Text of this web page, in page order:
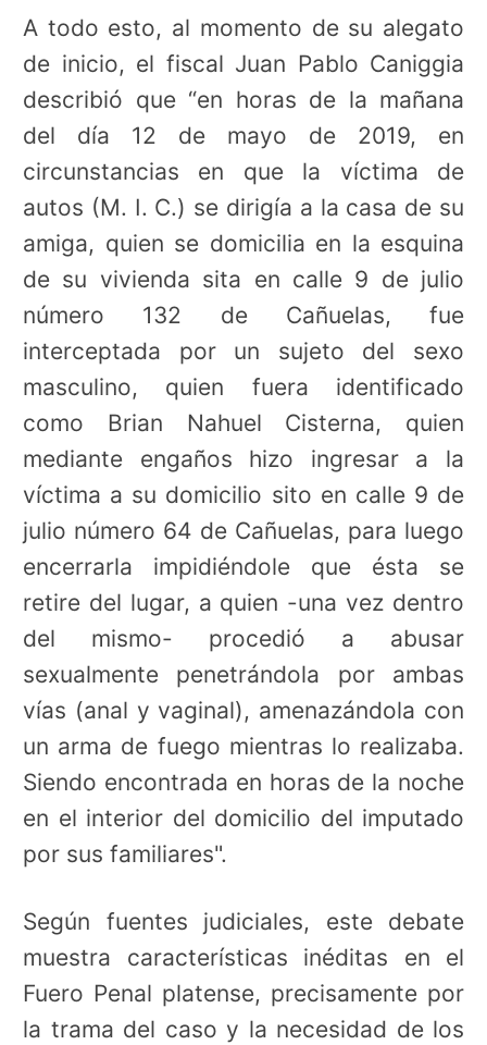
A todo esto, al momento de su alegato
de inicio, el fiscal Juan Pablo Caniggia
describió que “en horas de la mañana
del día 12 de mayo de 2019, en
circunstancias en que la víctima de
autos (M. I. C.) se dirigía a la casa de su
amiga, quien se domicilia en la esquina
de su vivienda sita en calle 9 de julio
número 132 de Cañuelas, fue
interceptada por un sujeto del sexo
masculino, quien fuera identificado
como Brian Nahuel Cisterna, quien
mediante engaños hizo ingresar a la
víctima a su domicilio sito en calle 9 de
julio número 64 de Cañuelas, para luego
encerrarla impidiéndole que ésta se
retire del lugar, a quien -una vez dentro
del mismo- procedió a abusar
sexualmente penetrándola por ambas
vías (anal y vaginal), amenazándola con
un arma de fuego mientras lo realizaba.
Siendo encontrada en horas de la noche
en el interior del domicilio del imputado
por sus familiares".
Según fuentes judiciales, este debate
muestra características inéditas en el
Fuero Penal platense, precisamente por
la trama del caso y la necesidad de los